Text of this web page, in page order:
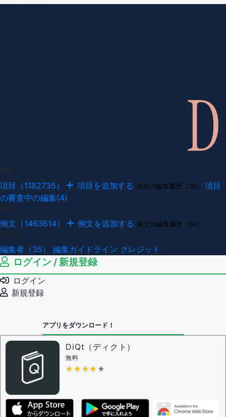
項目（1182735） 項目を追加する 項目の編集履歴（35）
項目
の審査中の編集(4)
例文（1463614） 例文を追加する 例文の編集履歴（39）
編集者（35） 編集ガイドライン クレジット
ログイン / 新規登録
ログイン
新規登録
アプリをダウンロード！
DiQt（ディクト）
無料
★★★★★
★★★★★